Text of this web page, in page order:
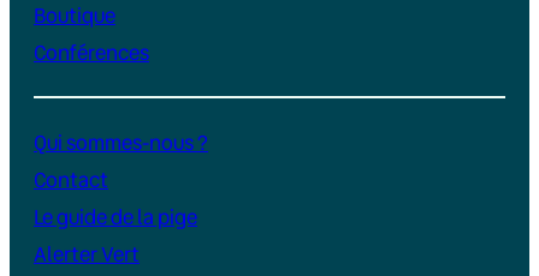
Boutique
Conférences
Qui sommes-nous ?
Contact
Le guide de la pige
Alerter Vert